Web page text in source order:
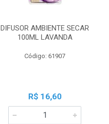
DIFUSOR AMBIENTE SECAR
100ML LAVANDA
Código: 61907
R$ 16,60